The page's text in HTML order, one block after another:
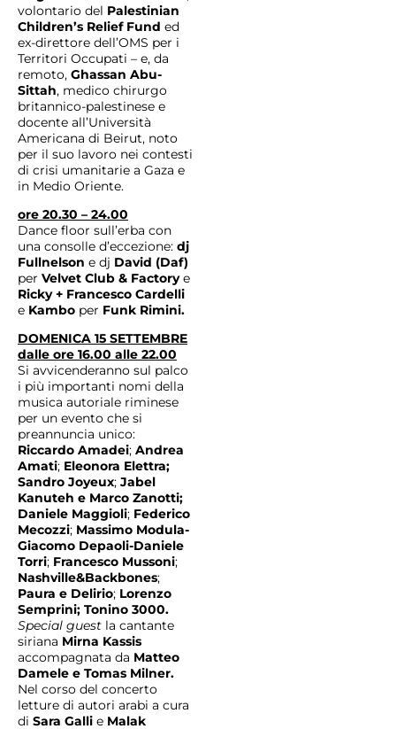
volontario del Palestinian
Children’s Relief Fund ed
ex-direttore dell’OMS per i
Territori Occupati – e, da
remoto, Ghassan Abu-
Sittah, medico chirurgo
britannico-palestinese e
docente all’Università
Americana di Beirut, noto
per il suo lavoro nei contesti
di crisi umanitarie a Gaza e
in Medio Oriente.
ore 20.30 – 24.00
Dance floor sull’erba con
una consolle d’eccezione: dj
Fullnelson e dj David (Daf)
per Velvet Club & Factorye
Ricky + Francesco Cardelli
e Kambo per Funk Rimini.
DOMENICA 15 SETTEMBRE
dalle ore 16.00 alle 22.00
Si avvicenderanno sul palco
i più importanti nomi della
musica autoriale riminese
per un evento che si
preannuncia unico:
Riccardo Amadei; Andrea
Amati; Eleonora Elettra;
Sandro Joyeux; Jabel
Kanuteh e Marco Zanotti;
Daniele Maggioli; Federico
Mecozzi; Massimo Modula-
Giacomo Depaoli-Daniele
Torri; Francesco Mussoni;
Nashville&Backbones;
Paura e Delirio; Lorenzo
Semprini; Tonino 3000.
Special guest la cantante
siriana Mirna Kassis
accompagnata da Matteo
Damele e Tomas Milner.
Nel corso del concerto
letture di autori arabi a cura
di Sara Galli e Malak